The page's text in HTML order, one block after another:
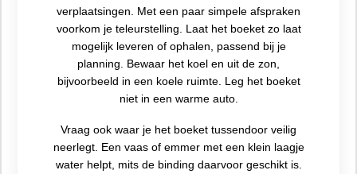
verplaatsingen. Met een paar simpele afspraken
voorkom je teleurstelling. Laat het boeket zo laat
mogelijk leveren of ophalen, passend bij je
planning. Bewaar het koel en uit de zon,
bijvoorbeeld in een koele ruimte. Leg het boeket
niet in een warme auto.
Vraag ook waar je het boeket tussendoor veilig
neerlegt. Een vaas of emmer met een klein laagje
water helpt, mits de binding daarvoor geschikt is.